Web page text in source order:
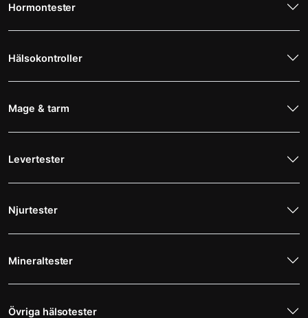
Hormontester
Hälsokontroller
Mage & tarm
Levertester
Njurtester
Mineraltester
Övriga hälsotester